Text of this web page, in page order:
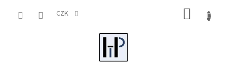
CZK